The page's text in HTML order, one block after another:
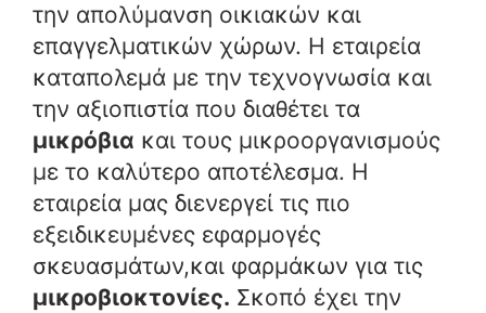
την απολύμανση οικιακών και
επαγγελματικών χώρων. Η εταιρεία
καταπολεμά με την τεχνογνωσία και
την αξιοπιστία που διαθέτει τα
μικρόβια και τους μικροοργανισμούς
με το καλύτερο αποτέλεσμα. Η
εταιρεία μας διενεργεί τις πιο
εξειδικευμένες εφαρμογές
σκευασμάτων,και φαρμάκων για τις
μικροβιοκτονίες. Σκοπό έχει την